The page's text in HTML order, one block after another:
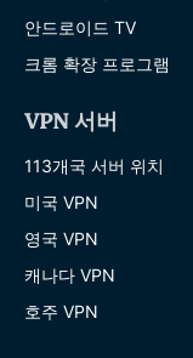
안드로이드 TV
크롬 확장 프로그램
VPN 서버
113개국 서버 위치
미국 VPN
영국 VPN
캐나다 VPN
호주 VPN